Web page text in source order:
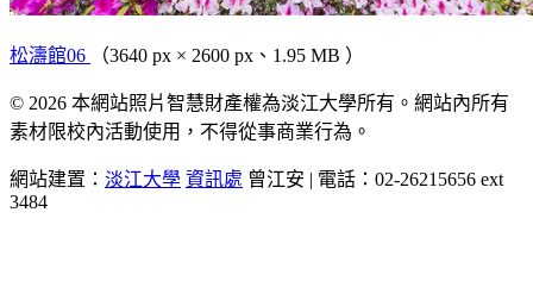
松濤館06 （3640 px × 2600 px、1.95 MB ）
© 2026 本網站照片智慧財產權為淡江大學所有。網站內所有
素材限校內活動使用，不得從事商業行為。
網站建置： 淡江大學 資訊處 曾江安 | 電話：02-26215656 ext
3484